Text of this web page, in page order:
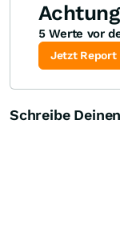
5 Werte vor
Jetzt Report
Schreibe